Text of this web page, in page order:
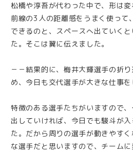
松橋や淳吾が代わった中で、形は
前線の3人の距離感をうまく使って
できるのと、スペースへ出ていく
た。そこは翼に伝えました。
－－結果的に、梅井大輝選手の折
め、今日も交代選手が大きな仕事を
特徴のある選手たちがいますので
出していければ、今日でも駿斗が
た。だから周りの選手が動きやす
な選手だと思いますので、チーム